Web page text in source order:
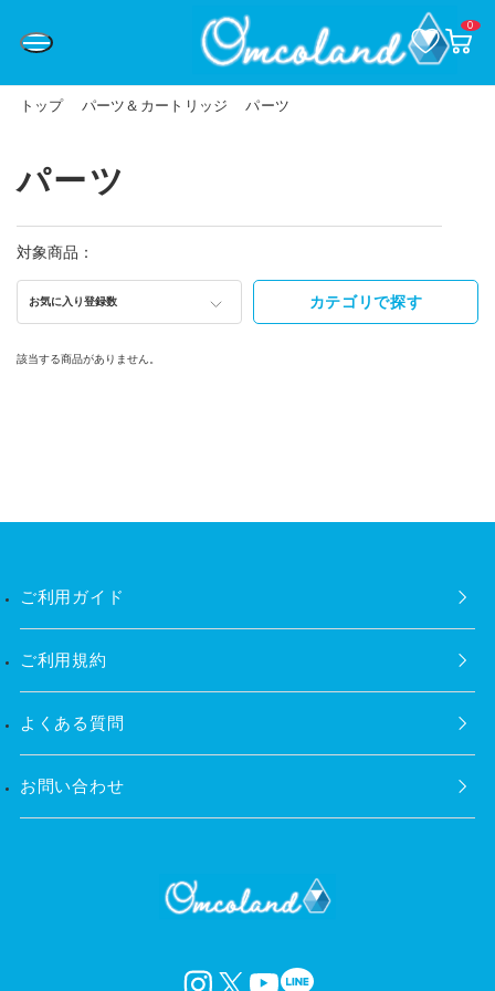
お
気
に
カ
0
トップ パーツ＆カートリッジ パーツ
パーツ
対象商品：
お気に入り登録数 カテゴリで探す
該当する商品がありません。
ご利用ガイド
ご利用規約
よくある質問
お問い合わせ
instagram
X YouTubeLINE